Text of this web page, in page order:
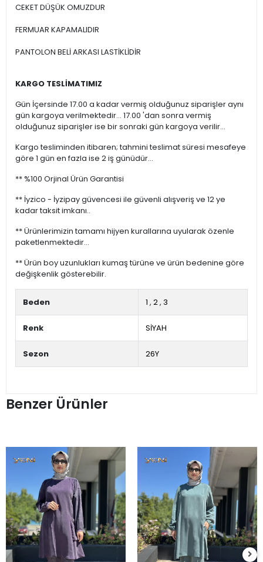
CEKET DÜŞÜK OMUZDUR
FERMUAR KAPAMALIDIR
PANTOLON BELİ ARKASI LASTİKLİDİR
KARGO TESLİMATIMIZ
Gün İçersinde 17.00 a kadar vermiş olduğunuz siparişler aynı
gün kargoya verilmektedir... 17.00 'dan sonra vermiş
olduğunuz siparişler ise bir sonraki gün kargoya verilir...
Kargo tesliminden itibaren; tahmini teslimat süresi mesafeye
göre 1 gün en fazla ise 2 iş günüdür...
** %100 Orjinal Ürün Garantisi
** İyzico - İyzipay güvencesi ile güvenli alışveriş ve 12 ye
kadar taksit imkanı..
** Ürünlerimizin tamamı hijyen kurallarına uyularak özenle
paketlenmektedir...
** Ürün boy uzunlukları kumaş türüne ve ürün bedenine göre
değişkenlik gösterebilir.
Beden 1 , 2, 3
Renk SİYAH
Sezon 26Y
Benzer Ürünler